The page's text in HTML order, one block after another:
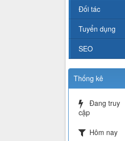
Đối tác
Tuyển dụng
SEO
Thống kê
Đang truy
cập
Hôm nay